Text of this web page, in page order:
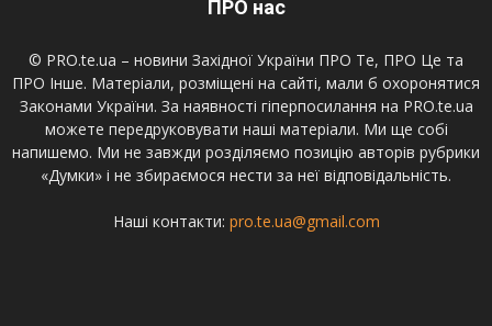
ПРО нас
© PRO.te.ua – новини Західної України ПРО Те, ПРО Це та
ПРО Інше. Матеріали, розміщені на сайті, мали б охоронятися
Законами України. За наявності гіперпосилання на PRO.te.ua
можете передруковувати наші матеріали. Ми ще собі
напишемо. Ми не завжди розділяємо позицію авторів рубрики
«Думки» і не збираємося нести за неї відповідальність.
Наші контакти: pro.te.ua@gmail.com